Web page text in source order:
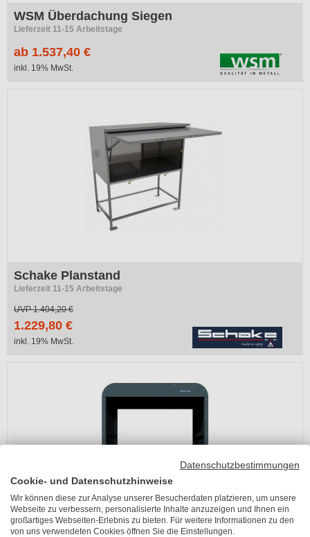
WSM Überdachung Siegen
Lieferzeit 11-15 Arbeitstage
ab 1.537,40 €
inkl. 19% MwSt.
Schake Planstand
Lieferzeit 11-15 Arbeitstage
UVP1.404,20 €
1.229,80 €
inkl. 19% MwSt.
Datenschutzbestimmungen
Cookie- und Datenschutzhinweise
Wir können diese zur Analyse unserer Besucherdaten platzieren, um unsere
Webseite zu verbessern, personalisierte Inhalte anzuzeigen und Ihnen ein
großartiges Webseiten-Erlebnis zu bieten. Für weitere Informationen zu den
von uns verwendeten Cookies öffnen Sie die Einstellungen.